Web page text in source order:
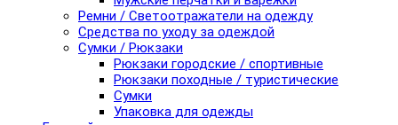
Ремни / Светоотражатели на одежду
Средства по уходу за одеждой
Сумки / Рюкзаки
Рюкзаки городские / спортивные
Рюкзаки походные / туристические
Сумки
Упаковка для одежды